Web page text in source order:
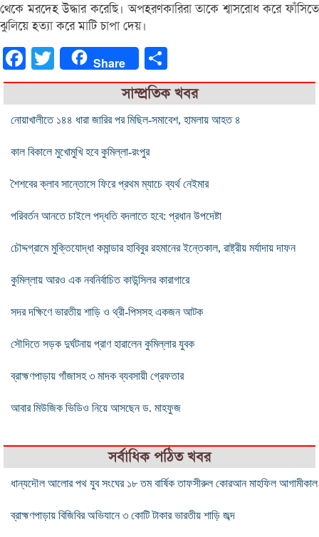
থেকে মরদেহ উদ্ধার করেছি। অপহরণকারিরা তাকে শ্বাসরোধ করে ফাঁসিতে
ঝুলিয়ে হত্যা করে মাটি চাপা দেয়।
FacebookTwitter Share
সাম্প্রতিক খবর
নোয়াখালীতে ১৪৪ ধারা জারির পর মিছিল-সমাবেশ, হামলায় আহত ৪
কাল বিকালে মুখোমুখি হবে কুমিল্লা-রংপুর
শৈশবের ক্লাব সান্তোসে ফিরে প্রথম ম্যাচে ব্যর্থ নেইমার
পরিবর্তন আনতে চাইলে পদ্ধতি বদলাতে হবে: প্রধান উপদেষ্টা
চৌদ্দগ্রামে মুক্তিযোদ্ধা কমান্ডার হাবিবুর রহমানের ইন্তেকাল, রাষ্ট্রীয় মর্যাদায় দাফন
কুমিল্লায় আরও এক নবনির্বাচিত কাউন্সিলর কারাগারে
সদর দক্ষিণে ভারতীয় শাড়ি ও থ্রী-পিসসহ একজন আটক
সৌদিতে সড়ক দুর্ঘটনায় প্রাণ হারালেন কুমিল্লার যুবক
ব্রাহ্মণপাড়ায় গাঁজাসহ ৩ মাদক ব্যবসায়ী গ্রেফতার
আবার মিউজিক ভিডিও নিয়ে আসছেন ড. মাহফুজ
সর্বাধিক পঠিত খবর
‎ধান্যদৌল আলোর পথ যুব সংঘের ১৮ তম বার্ষিক তাফসীরুল কোরআন মাহফিল আগামীকাল
ব্রাহ্মণপাড়ায় বিজিবির অভিযানে ৩ কোটি টাকার ভারতীয় শাড়ি জব্দ